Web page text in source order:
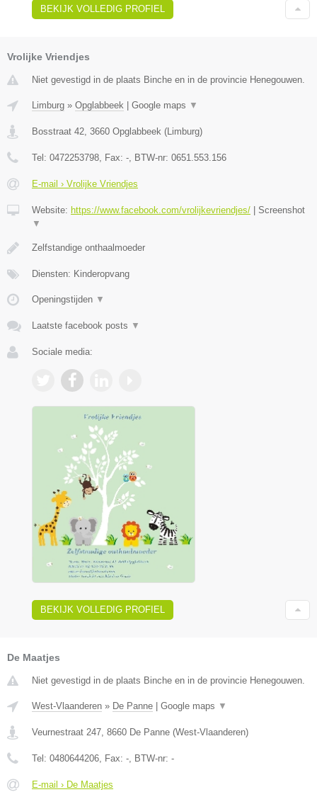
BEKIJK VOLLEDIG PROFIEL
Vrolijke Vriendjes
Niet gevestigd in de plaats Binche en in de provincie Henegouwen.
Limburg » Opglabbeek Google maps ▼
Bosstraat 42 3660 Opglabbeek ( Limburg)
Tel: 0472253798 , Fax: - , BTW-nr: 0651.553.156
E-mail › Vrolijke Vriendjes
Website: https://www.facebook.com/vrolijkevriendjes/
Screenshot
▼
Zelfstandige onthaalmoeder
Diensten: Kinderopvang
Openingstijden ▼
Laatste facebook posts ▼
Sociale media:
BEKIJK VOLLEDIG PROFIEL
De Maatjes
Niet gevestigd in de plaats Binche en in de provincie Henegouwen.
West-Vlaanderen » De Panne | Google maps ▼
Veurnestraat 247 8660 De Panne (West-Vlaanderen)
Tel: 0480644206 , Fax: - , BTW-nr: -
E-mail › De Maatjes